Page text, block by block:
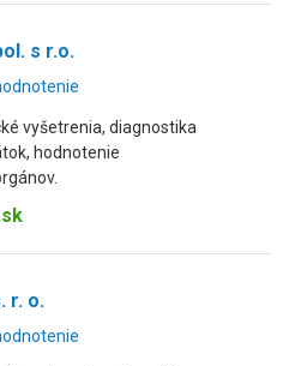
s r.o.
vyšetrenia, diagnostika
hodnotenie
r. o.